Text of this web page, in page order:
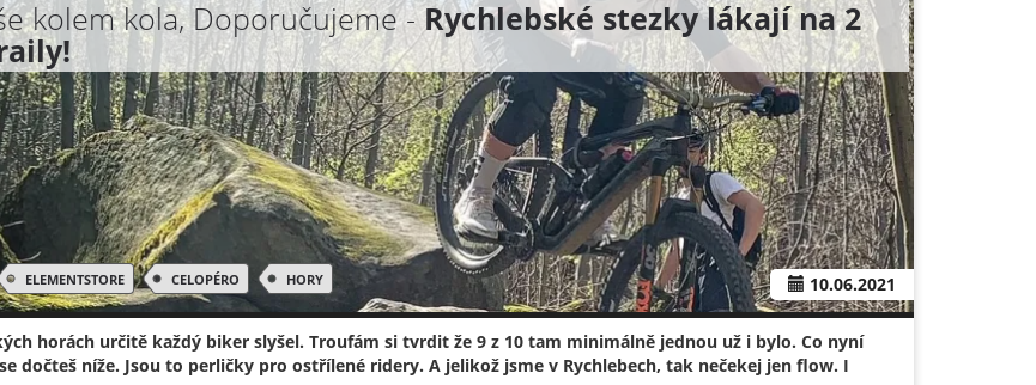
kolem kola, Doporučujeme -Rychlebské stezky lákají na 2
ELEMENTSTORE CELOPÉRO HORY 10.06.2021
horách určitě každý biker slyšel. Troufám si tvrdit že 9 z 10 tam minimálně jednou už i bylo. Co nyní
dočteš níže. Jsou to perličky pro ostřílené ridery. A jelikož jsme v Rychlebech, tak nečekej jen flow. I